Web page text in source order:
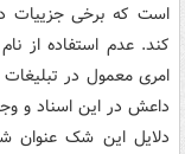
است که برخی جزییات
کند. عدم استفاده از
امری معمول در
داعش در این اسناد و
دلایل این شک عنوان